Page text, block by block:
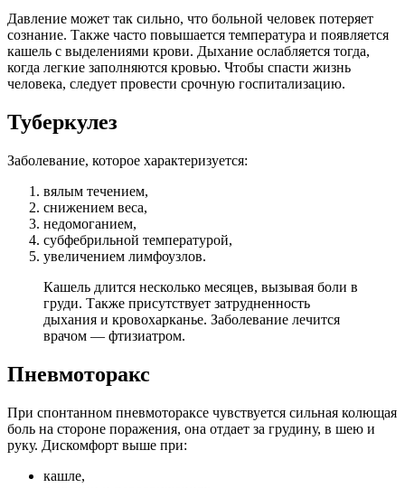
Давление может так сильно, что больной человек потеряет
сознание. Также часто повышается температура и появляется
кашель с выделениями крови. Дыхание ослабляется тогда,
когда легкие заполняются кровью. Чтобы спасти жизнь
человека, следует провести срочную госпитализацию.
Туберкулез
Заболевание, которое характеризуется:
вялым течением,
снижением веса,
недомоганием,
субфебрильной температурой,
увеличением лимфоузлов.
Кашель длится несколько месяцев, вызывая боли в
груди. Также присутствует затрудненность
дыхания и кровохарканье. Заболевание лечится
врачом — фтизиатром.
Пневмоторакс
При спонтанном пневмотораксе чувствуется сильная колющая
боль на стороне поражения, она отдает за грудину, в шею и
руку. Дискомфорт выше при:
кашле,